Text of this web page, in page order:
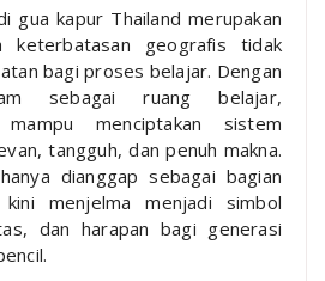
gua kapur Thailand merupakan
keterbatasan geografis tidak
bagi proses belajar. Dengan
sebagai ruang belajar,
menciptakan sistem
tangguh, dan penuh makna.
dianggap sebagai bagian
menjelma menjadi simbol
dan harapan bagi generasi